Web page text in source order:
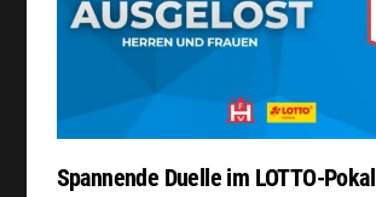
Spannende Duelle im LOTTO-Pokal